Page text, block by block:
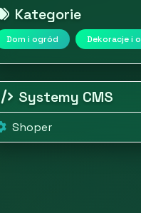
Kategorie
Dom i ogród Dekoracje i
Systemy CMS
Shoper